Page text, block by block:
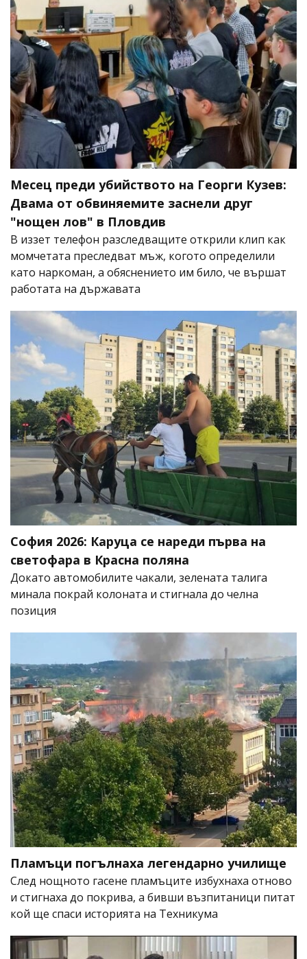
Месец преди убийството на Георги Кузев:
Двама от обвиняемите заснели друг
"нощен лов" в Пловдив
В иззет телефон разследващите открили клип как
момчетата преследват мъж, когото определили
като наркоман, а обяснението им било, че вършат
работата на държавата
София 2026: Каруца се нареди първа на
светофара в Красна поляна
Докато автомобилите чакали, зелената талига
минала покрай колоната и стигнала до челна
позиция
Пламъци погълнаха легендарно училище
След нощното гасене пламъците избухнаха отново
и стигнаха до покрива, а бивши възпитаници питат
кой ще спаси историята на Техникума